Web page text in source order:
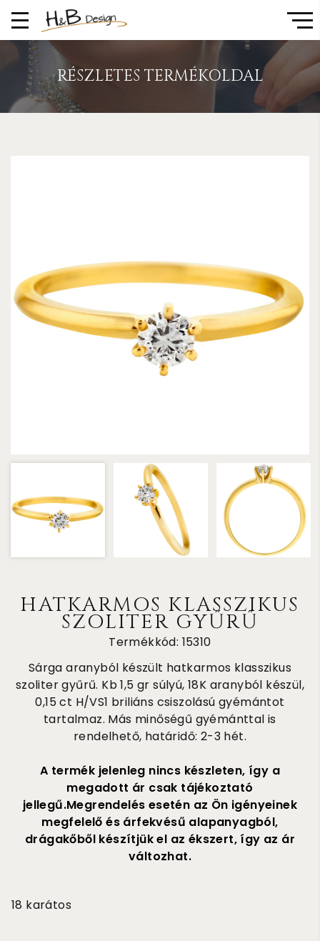
RÉSZLETES TERMÉKOLDAL
HATKARMOS KLASSZIKUS
SZOLITER GYŰRŰ
Termékkód: 15310
Sárga aranyból készült hatkarmos klasszikus
szoliter gyűrű. Kb 1,5 gr súlyú, 18K aranyból készül,
0,15 ct H/VS1 briliáns csiszolású gyémántot
tartalmaz. Más minőségű gyémánttal is
rendelhető, határidő: 2-3 hét.
A termék jelenleg nincs készleten, így a
megadott ár csak tájékoztató
jellegű.Megrendelés esetén az Ön igényeinek
megfelelő és árfekvésű alapanyagból,
drágakőből készítjük el az ékszert, így az ár
változhat.
18 karátos